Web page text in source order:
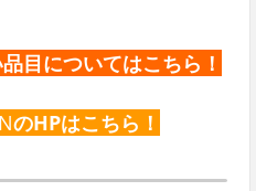
目についてはこちら ！
のHPはこちら！